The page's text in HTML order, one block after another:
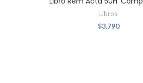
Libros
$3.790